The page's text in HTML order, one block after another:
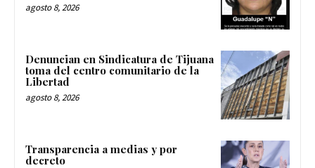
agosto 8, 2026
Denuncian en Sindicatura de Tijuana
toma del centro comunitario de la
Libertad
agosto 8, 2026
Transparencia a medias y por
decreto